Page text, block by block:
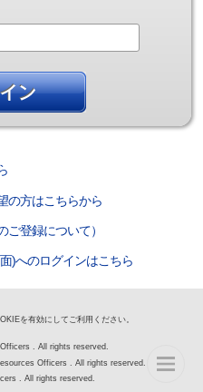
の方はこちらから
登録について）
)へのログインはこちら
を有効にしてご利用ください。
. All rights reserved.
Officers . All rights reserved.
. All rights reserved.